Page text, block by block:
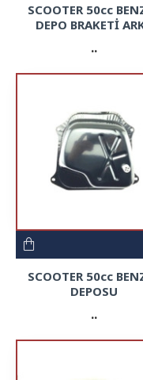
SCOOTER 50cc
DEPO BRAKETİ
..
SCOOTER 50cc
DEPOSU
..